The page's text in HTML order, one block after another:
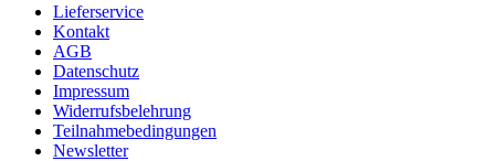
Lieferservice
Kontakt
AGB
Datenschutz
Impressum
Widerrufsbelehrung
Teilnahmebedingungen
Newsletter